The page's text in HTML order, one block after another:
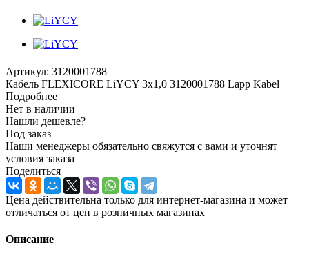
Артикул: 3120001788
Кабель FLEXICORE LiYCY 3x1,0 3120001788 Lapp Kabel
Подробнее
Нет в наличии
Нашли дешевле?
Под заказ
Наши менеджеры обязательно свяжутся с вами и уточнят
условия заказа
Поделиться
Цена действительна только для интернет-магазина и может
отличаться от цен в розничных магазинах
Описание